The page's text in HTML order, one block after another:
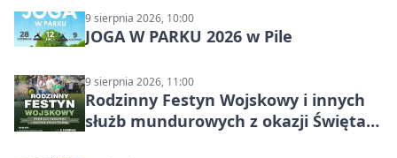
9 sierpnia 2026, 10:00
JOGA W PARKU 2026 w Pile
9 sierpnia 2026, 11:00
Rodzinny Festyn Wojskowy i innych
służb mundurowych z okazji Święta